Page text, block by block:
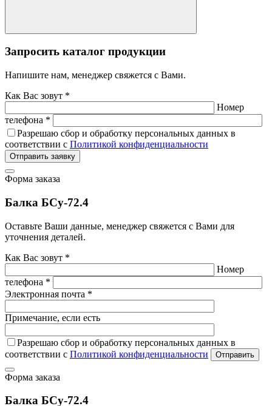
Запросить каталог продукции
Напишите нам, менеджер свяжется с Вами.
Как Вас зовут *
Номер
телефона *
Разрешаю сбор и обработку персональных данных в
соответствии с Политикой конфиденциальности
Отправить заявку
Форма заказа
Балка БСу-72.4
Оставьте Ваши данные, менеджер свяжется с Вами для
уточнения деталей.
Как Вас зовут *
Номер
телефона *
Электронная почта *
Примечание, если есть
Разрешаю сбор и обработку персональных данных в
соответствии с Политикой конфиденциальности Отправить
Форма заказа
Балка БСу-72.4